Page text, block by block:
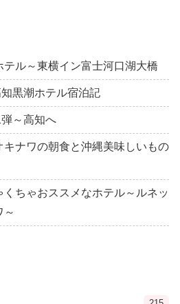
ル～東横イン富士河口湖大橋
黒潮ホテル宿泊記
～高知へ
キナワの朝食と沖縄美味しいもの
ちゃおススメなホテル～ルネッ
～